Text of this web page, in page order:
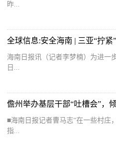
昨...
全球信息:安全海南 | 三亚“拧紧
海南日报讯（记者李梦楠）为进一
日...
儋州举办基层干部“吐槽会”，
■海南日报记者曹马志“在一些村庄
指...